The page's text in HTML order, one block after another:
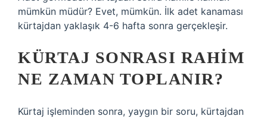
mümkün müdür? Evet, mümkün. İlk adet kanaması
kürtajdan yaklaşık 4-6 hafta sonra gerçekleşir.
KÜRTAJ SONRASI RAHIM
NE ZAMAN TOPLANIR?
Kürtaj işleminden sonra, yaygın bir soru, kürtajdan